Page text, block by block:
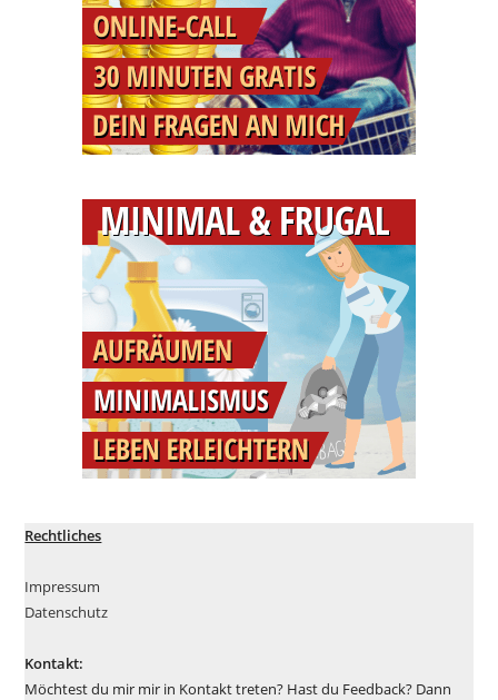
Rechtliches
Impressum
Datenschutz
Kontakt:
Möchtest du mir mir in Kontakt treten? Hast du Feedback? Dann